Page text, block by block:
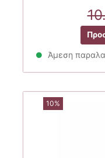
Άμεση
10%